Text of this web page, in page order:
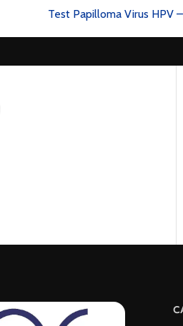
Test Papilloma Virus HPV